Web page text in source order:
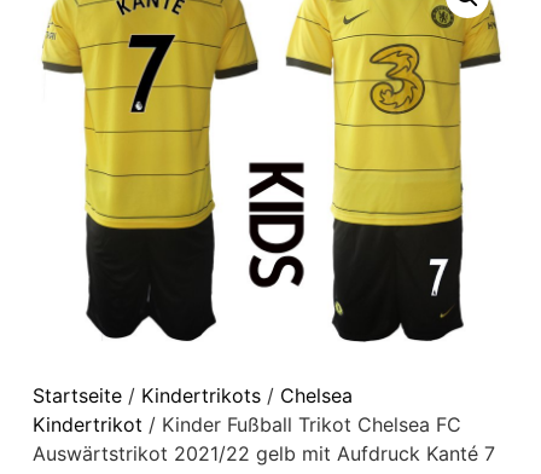
Startseite/ Kindertrikots/ Chelsea
Kindertrikot / Kinder Fußball Trikot Chelsea FC
Auswärtstrikot 2021/22 gelb mit Aufdruck Kanté 7